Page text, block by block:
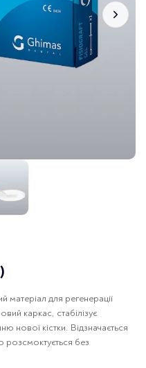
матеріал для регенерації
каркас, стабілізує
нової кістки. Відзначається
розсмоктується без